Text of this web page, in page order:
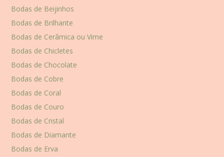
Bodas de Beijinhos
Bodas de Brilhante
Bodas de Cerâmica ou Vime
Bodas de Chicletes
Bodas de Chocolate
Bodas de Cobre
Bodas de Coral
Bodas de Couro
Bodas de Cristal
Bodas de Diamante
Bodas de Erva